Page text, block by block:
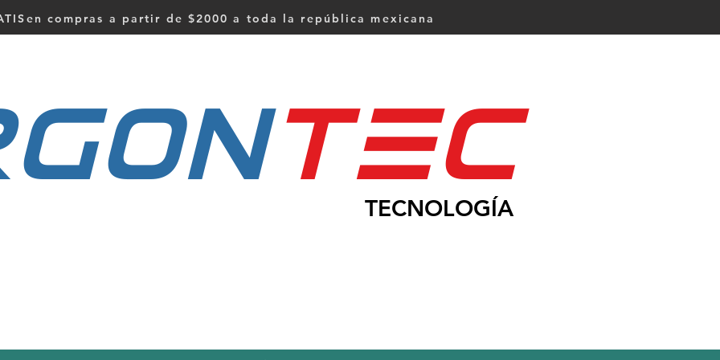
compras a partir de $2000 a toda la república mexicana
tEc
TECNOLOGÍA